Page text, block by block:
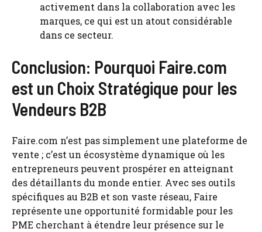
activement dans la collaboration avec les
marques, ce qui est un atout considérable
dans ce secteur.
Conclusion: Pourquoi Faire.com
est un Choix Stratégique pour les
Vendeurs B2B
Faire.com n’est pas simplement une plateforme de
vente ; c’est un écosystème dynamique où les
entrepreneurs peuvent prospérer en atteignant
des détaillants du monde entier. Avec ses outils
spécifiques au B2B et son vaste réseau, Faire
représente une opportunité formidable pour les
PME cherchant à étendre leur présence sur le